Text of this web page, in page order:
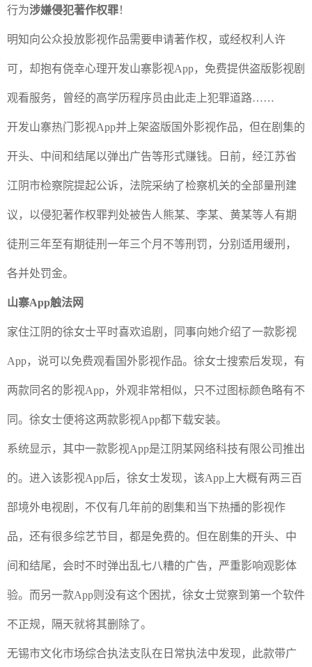
行为涉嫌侵犯著作权罪！
明知向公众投放影视作品需要申请著作权，或经权利人许
可，却抱有侥幸心理开发山寨影视App，免费提供盗版影视剧
观看服务，曾经的高学历程序员由此走上犯罪道路……
开发山寨热门影视App并上架盗版国外影视作品，但在剧集的
开头、中间和结尾以弹出广告等形式赚钱。日前，经江苏省
江阴市检察院提起公诉，法院采纳了检察机关的全部量刑建
议，以侵犯著作权罪判处被告人熊某、李某、黄某等人有期
徒刑三年至有期徒刑一年三个月不等刑罚，分别适用缓刑，
各并处罚金。
山寨App触法网
家住江阴的徐女士平时喜欢追剧，同事向她介绍了一款影视
App，说可以免费观看国外影视作品。徐女士搜索后发现，有
两款同名的影视App，外观非常相似，只不过图标颜色略有不
同。徐女士便将这两款影视App都下载安装。
系统显示，其中一款影视App是江阴某网络科技有限公司推出
的。进入该影视App后，徐女士发现，该App 上大概有两三百
部境外电视剧，不仅有几年前的剧集和当下热播的影视作
品，还有很多综艺节目，都是免费的。但在剧集的开头、中
间和结尾，会时不时弹出乱七八糟的广告，严重影响观影体
验。而另一款App则没有这个困扰，徐女士觉察到第一个软件
不正规，隔天就将其删除了。
无锡市文化市场综合执法支队在日常执法中发现，此款带广